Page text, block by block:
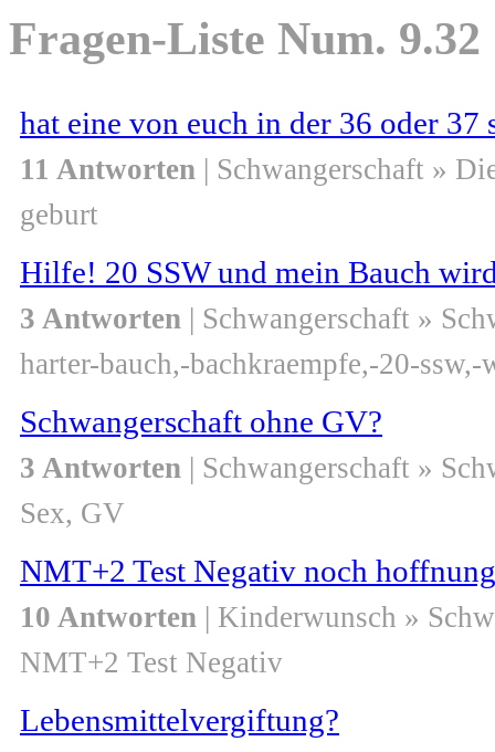
Fragen-Liste Num. 9.32
hat eine von euch in der 36 oder 37
11 Antworten | Schwangerschaft »
geburt
Hilfe! 20 SSW und mein Bauch
3 Antworten | Schwangerschaft »
harter-bauch,-bachkraempfe,-20-ssw,-
Schwangerschaft ohne GV?
3 Antworten | Schwangerschaft »
Sex, GV
NMT+2 Test Negativ noch
10 Antworten | Kinderwunsch »
NMT+2 Test Negativ
Lebensmittelvergiftung?